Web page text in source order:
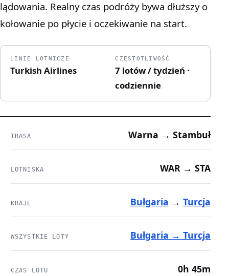
lądowania. Realny czas podróży bywa dłuższy o
kołowanie po płycie i oczekiwanie na start.
LINIE LOTNICZE
Turkish Airlines
CZĘSTOTLIWOŚĆ
7 lotów / tydzień ·
codziennie
TRASA Warna → Stambuł
LOTNISKA WAR → STA
KRAJE Bułgaria →Turcja
WSZYSTKIE LOTY Bułgaria → Turcja
CZAS LOTU 0h 45m